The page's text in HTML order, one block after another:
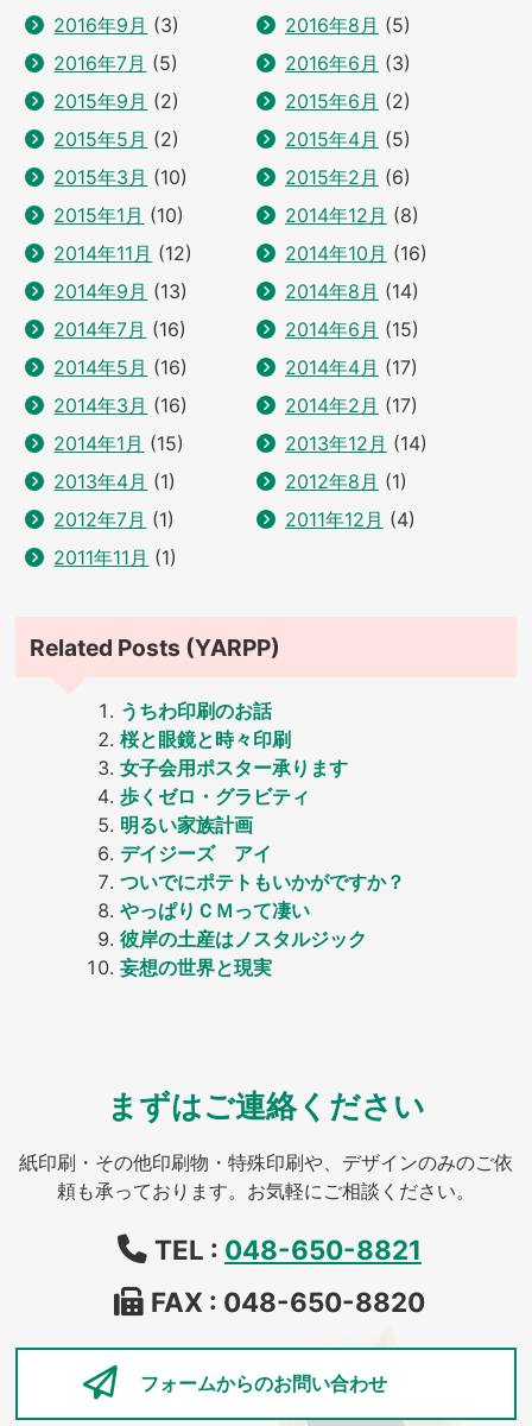
2016年9月 (3) 2016年8月 (5)
2016年7月 (5) 2016年6月 (3)
2015年9月 (2) 2015年6月 (2)
2015年5月 (2) 2015年4月 (5)
2015年3月 (10) 2015年2月 (6)
2015年1月 (10) 2014年12月 (8)
2014年11月 (12) 2014年10月 (16)
2014年9月 (13) 2014年8月 (14)
2014年7月 (16) 2014年6月 (15)
2014年5月 (16) 2014年4月 (17)
2014年3月 (16) 2014年2月 (17)
2014年1月 (15) 2013年12月 (14)
2013年4月 (1) 2012年8月 (1)
2012年7月 (1) 2011年12月 (4)
2011年11月 (1)
Related Posts (YARPP)
うちわ印刷のお話
桜と眼鏡と時々印刷
女子会用ポスター承ります
歩くゼロ・グラビティ
明るい家族計画
デイジーズ アイ
ついでにポテトもいかがですか？
やっぱりＣＭって凄い
彼岸の土産はノスタルジック
妄想の世界と現実
まずはご連絡ください
紙印刷・その他印刷物・特殊印刷や、デザインのみのご依
頼も承っております。お気軽にご相談ください。
TEL : 048-650-8821
FAX : 048-650-8820
フォームからのお問い合わせ